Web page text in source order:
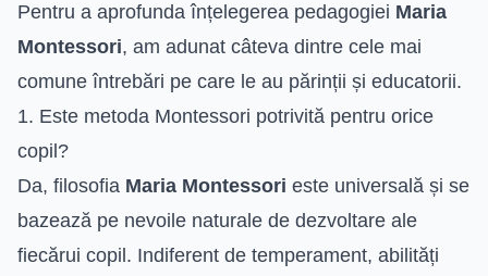
Pentru a aprofunda înțelegerea pedagogiei Maria
Montessori, am adunat câteva dintre cele mai
comune întrebări pe care le au părinții și educatorii.
1. Este metoda Montessori potrivită pentru orice
copil?
Da, filosofia Maria Montessori este universală și se
bazează pe nevoile naturale de dezvoltare ale
fiecărui copil. Indiferent de temperament, abilități